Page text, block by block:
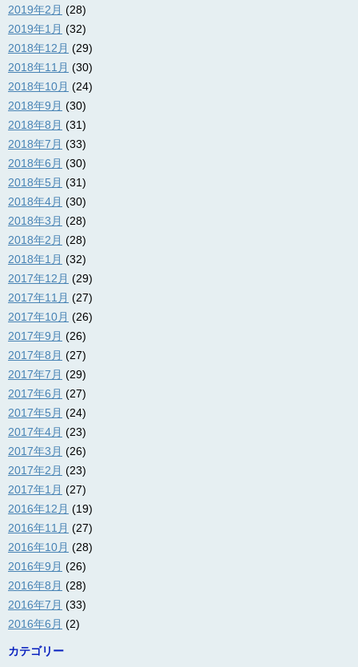
2019年2月 (28)
2019年1月 (32)
2018年12月 (29)
2018年11月 (30)
2018年10月 (24)
2018年9月 (30)
2018年8月 (31)
2018年7月 (33)
2018年6月 (30)
2018年5月 (31)
2018年4月 (30)
2018年3月 (28)
2018年2月 (28)
2018年1月 (32)
2017年12月 (29)
2017年11月 (27)
2017年10月 (26)
2017年9月 (26)
2017年8月 (27)
2017年7月 (29)
2017年6月 (27)
2017年5月 (24)
2017年4月 (23)
2017年3月 (26)
2017年2月 (23)
2017年1月 (27)
2016年12月 (19)
2016年11月 (27)
2016年10月 (28)
2016年9月 (26)
2016年8月 (28)
2016年7月 (33)
2016年6月 (2)
カテゴリー